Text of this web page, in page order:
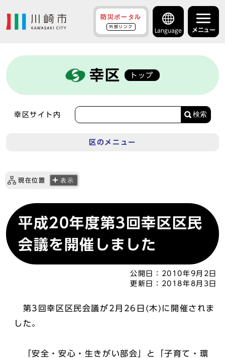
防災ポータル
外部リンク
Language メニュー
幸区 トップ
幸区サイト内 検索
区のメニュー
現在位置 表示
平成20年度第3回幸区区民
会議を開催しました
公開日：
2010年9月2日
更新日：
2018年8月3日
第3回幸区区民会議が2月26日(木)に開催されま
した。
「安全・安心・生きがい部会」と「子育て・環